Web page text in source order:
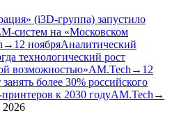
(i3D-группа) запустило
систем на «Московском
→ 12 ноябряАналитический
технологический рост
возможностью»AM.Tech → 12
более 30% российского
к 2030 годуAM.Tech →
2026